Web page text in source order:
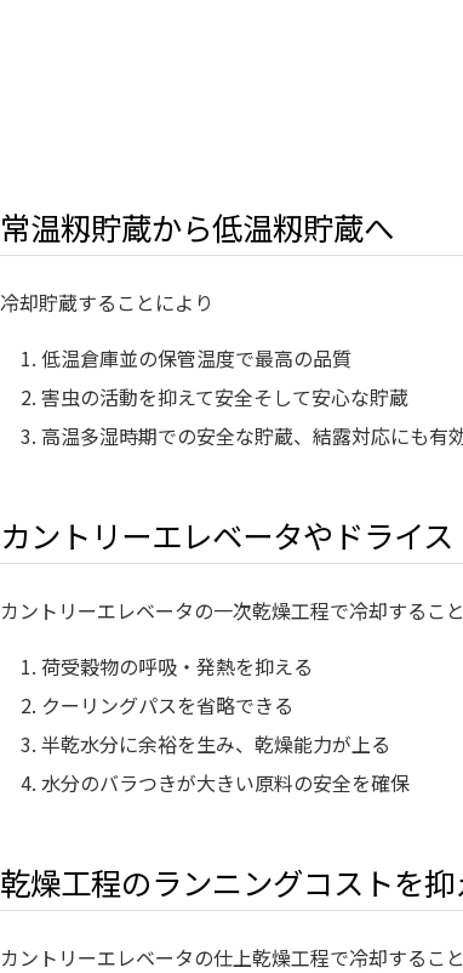
常温籾貯蔵から低温籾貯蔵へ
冷却貯蔵することにより
低温倉庫並の保管温度で最高の品質
害虫の活動を抑えて安全そして安心な貯蔵
高温多湿時期での安全な貯蔵、結露対応にも有
カントリーエレベータやドライ
カントリーエレベータの一次乾燥工程で冷却するこ
荷受穀物の呼吸・発熱を抑える
クーリングパスを省略できる
半乾水分に余裕を生み、乾燥能力が上る
水分のバラつきが大きい原料の安全を確保
乾燥工程のランニングコストを
カントリーエレベータの仕上乾燥工程で冷却するこ